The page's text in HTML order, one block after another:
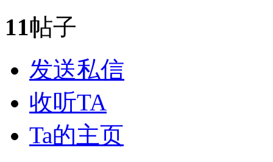
11帖子
发送私信
收听TA
Ta的主页